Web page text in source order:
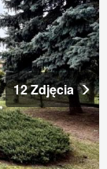
12 Zdjęcia